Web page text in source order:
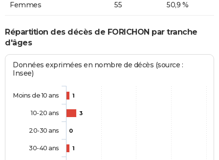
Femmes 55 50,9 %
Répartition des décès de FORICHON par tranche
d'âges
Données exprimées en nombre de décès (source :
Insee)
1
3
0
1
Moins de 10 ans
10-20 ans
20-30 ans
30-40 ans